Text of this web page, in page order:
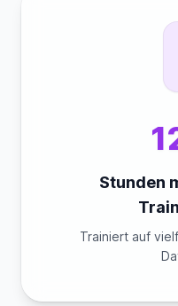
Stunden
Trainiert auf